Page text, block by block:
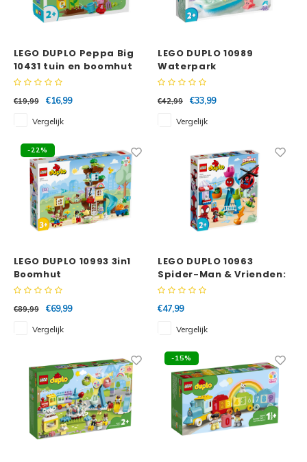
LEGO DUPLO Peppa Big
10431 tuin en boomhut
€19,99
€16,99
Vergelijk
LEGO DUPLO 10989
Waterpark
€42,99
€33,99
Vergelijk
-22%
LEGO DUPLO 10993 3in1
Boomhut
€89,99
€69,99
Vergelijk
LEGO DUPLO 10963
Spider-Man & Vrienden:
Kermisavontuur
€47,99
Vergelijk
-15%